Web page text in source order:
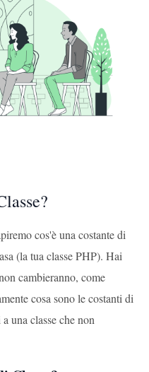
cos'è una costante di
(la tua classe PHP). Hai
cambieranno, come
cosa sono le costanti di
una classe che non